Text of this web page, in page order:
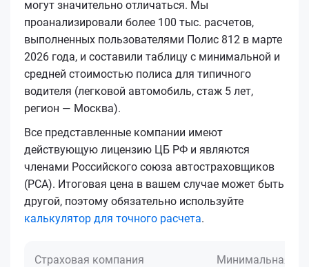
могут значительно отличаться. Мы
проанализировали более 100 тыс. расчетов,
выполненных пользователями Полис 812 в марте
2026 года, и составили таблицу с минимальной и
средней стоимостью полиса для типичного
водителя (легковой автомобиль, стаж 5 лет,
регион — Москва).
Все представленные компании имеют
действующую лицензию ЦБ РФ и являются
членами Российского союза автостраховщиков
(РСА). Итоговая цена в вашем случае может быть
другой, поэтому обязательно используйте
калькулятор для точного расчета.
Страховая компания Минимальная